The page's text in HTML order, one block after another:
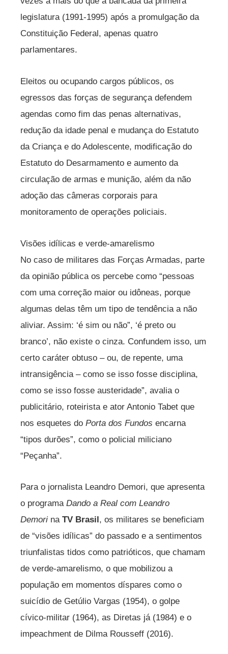
legislatura (1991-1995) após a promulgação da
Constituição Federal, apenas quatro
parlamentares.
Eleitos ou ocupando cargos públicos, os
egressos das forças de segurança defendem
agendas como fim das penas alternativas,
redução da idade penal e mudança do Estatuto
da Criança e do Adolescente, modificação do
Estatuto do Desarmamento e aumento da
circulação de armas e munição, além da não
adoção das câmeras corporais para
monitoramento de operações policiais.
Visões idílicas e verde-amarelismo
No caso de militares das Forças Armadas, parte
da opinião pública os percebe como “pessoas
com uma correção maior ou idôneas, porque
algumas delas têm um tipo de tendência a não
aliviar. Assim: ‘é sim ou não”, ‘é preto ou
branco’, não existe o cinza. Confundem isso, um
certo caráter obtuso – ou, de repente, uma
intransigência – como se isso fosse disciplina,
como se isso fosse austeridade”, avalia o
publicitário, roteirista e ator Antonio Tabet que
nos esquetes do Porta dos Fundos encarna
“tipos durões”, como o policial miliciano
“Peçanha”.
Para o jornalista Leandro Demori, que apresenta
o programa Dando a Real com Leandro
Demori na TV Brasil , os militares se beneficiam
de “visões idílicas” do passado e a sentimentos
triunfalistas tidos como patrióticos, que chamam
de verde-amarelismo, o que mobilizou a
população em momentos díspares como o
suicídio de Getúlio Vargas (1954), o golpe
cívico-militar (1964), as Diretas já (1984) e o
impeachment de Dilma Rousseff (2016).